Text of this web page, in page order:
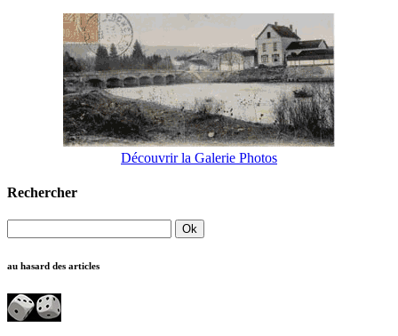
Découvrir la Galerie Photos
Rechercher
au hasard des articles